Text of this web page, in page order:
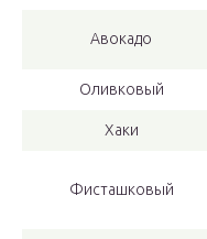
Авокадо
Оливковый
Хаки
Фисташковый